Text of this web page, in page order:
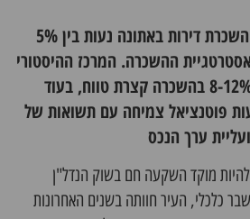
התשואות השנתיות על השכרת דירות באתונה נעות בין 5%
ואסטרטגיית ההשכרה. המרכז ההיסטורי
מוביל עם תשואות של 8-12% בהשכרה קצרת טווח, בעוד
פוטנציאל צמיחה עם תשואות של
להיות מוקד השקעה חם בשוק הנדל"ן
כלכלי, העיר חוותה בשנים האחרונות